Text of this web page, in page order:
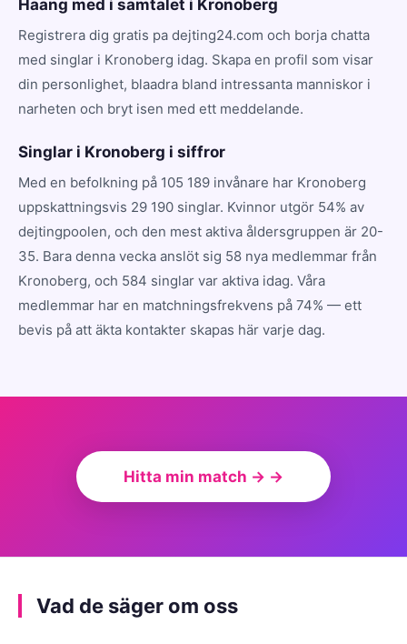
Haang med i samtalet i Kronoberg
Registrera dig gratis pa dejting24.com och borja chatta
med singlar i Kronoberg idag. Skapa en profil som visar
din personlighet, blaadra bland intressanta manniskor i
narheten och bryt isen med ett meddelande.
Singlar i Kronoberg i siffror
Med en befolkning på 105 189 invånare har Kronoberg
uppskattningsvis 29 190 singlar. Kvinnor utgör 54% av
dejtingpoolen, och den mest aktiva åldersgruppen är 20-
35. Bara denna vecka anslöt sig 58 nya medlemmar från
Kronoberg, och 584 singlar var aktiva idag. Våra
medlemmar har en matchningsfrekvens på 74% — ett
bevis på att äkta kontakter skapas här varje dag.
Hitta min match → →
Vad de säger om oss